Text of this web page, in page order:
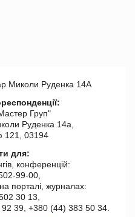
Миколи Руденка 14А
Груп"
Руденка 14а,
121, 03194
для:
конференцій:
99-00,
порталі, журналах:
30 13,
39, +380 (44) 383 50 34.